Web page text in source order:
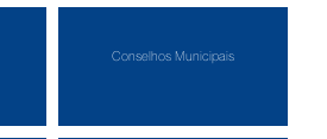
Conselhos Municipais